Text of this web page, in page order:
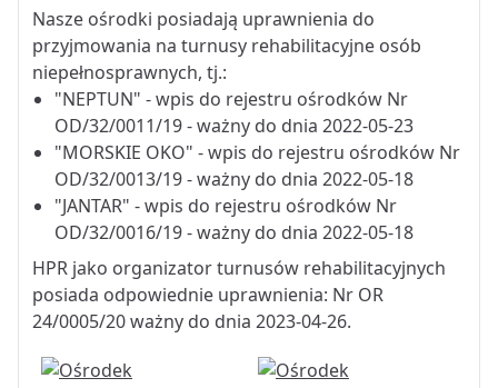
Nasze ośrodki posiadają uprawnienia do
przyjmowania na turnusy rehabilitacyjne osób
niepełnosprawnych, tj.:
"NEPTUN" - wpis do rejestru ośrodków Nr
OD/32/0011/19 - ważny do dnia 2022-05-23
"MORSKIE OKO" - wpis do rejestru ośrodków Nr
OD/32/0013/19 - ważny do dnia 2022-05-18
"JANTAR" - wpis do rejestru ośrodków Nr
OD/32/0016/19 - ważny do dnia 2022-05-18
HPR jako organizator turnusów rehabilitacyjnych
posiada odpowiednie uprawnienia: Nr OR
24/0005/20 ważny do dnia 2023-04-26.